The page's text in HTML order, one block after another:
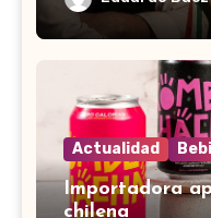
Actualidad
Importadora
chilena